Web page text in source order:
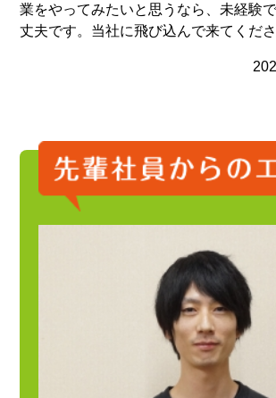
業をやってみたいと思うなら、未経験
丈夫です。当社に飛び込んで来てくださ